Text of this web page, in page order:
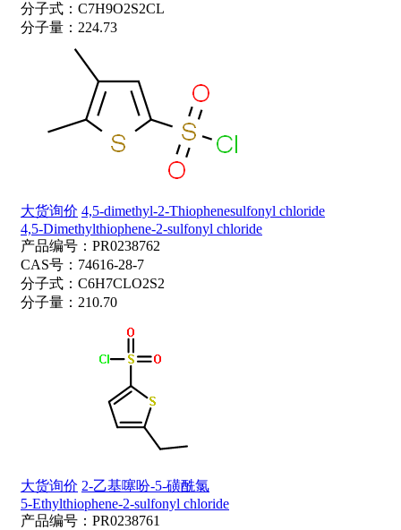
分子式： C7H9O2S2CL
分子量： 224.73
大货询价 4,5-dimethyl-2-Thiophenesulfonyl chloride
4,5-Dimethylthiophene-2-sulfonyl chloride
产品编号： PR0238762
CAS号： 74616-28-7
分子式： C6H7CLO2S2
分子量： 210.70
大货询价 2-乙基噻吩-5-磺酰氯
5-Ethylthiophene-2-sulfonyl chloride
产品编号： PR0238761